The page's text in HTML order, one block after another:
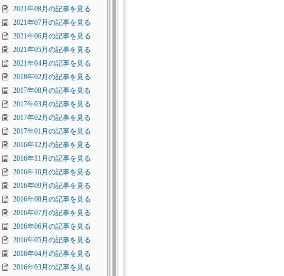
2021年08月の記事を見る
2021年07月の記事を見る
2021年06月の記事を見る
2021年05月の記事を見る
2021年04月の記事を見る
2018年02月の記事を見る
2017年08月の記事を見る
2017年03月の記事を見る
2017年02月の記事を見る
2017年01月の記事を見る
2016年12月の記事を見る
2016年11月の記事を見る
2016年10月の記事を見る
2016年09月の記事を見る
2016年08月の記事を見る
2016年07月の記事を見る
2016年06月の記事を見る
2016年05月の記事を見る
2016年04月の記事を見る
2016年03月の記事を見る